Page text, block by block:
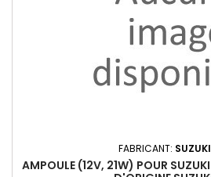
FABRICANT:
AMPOULE (12V, 21W) POUR